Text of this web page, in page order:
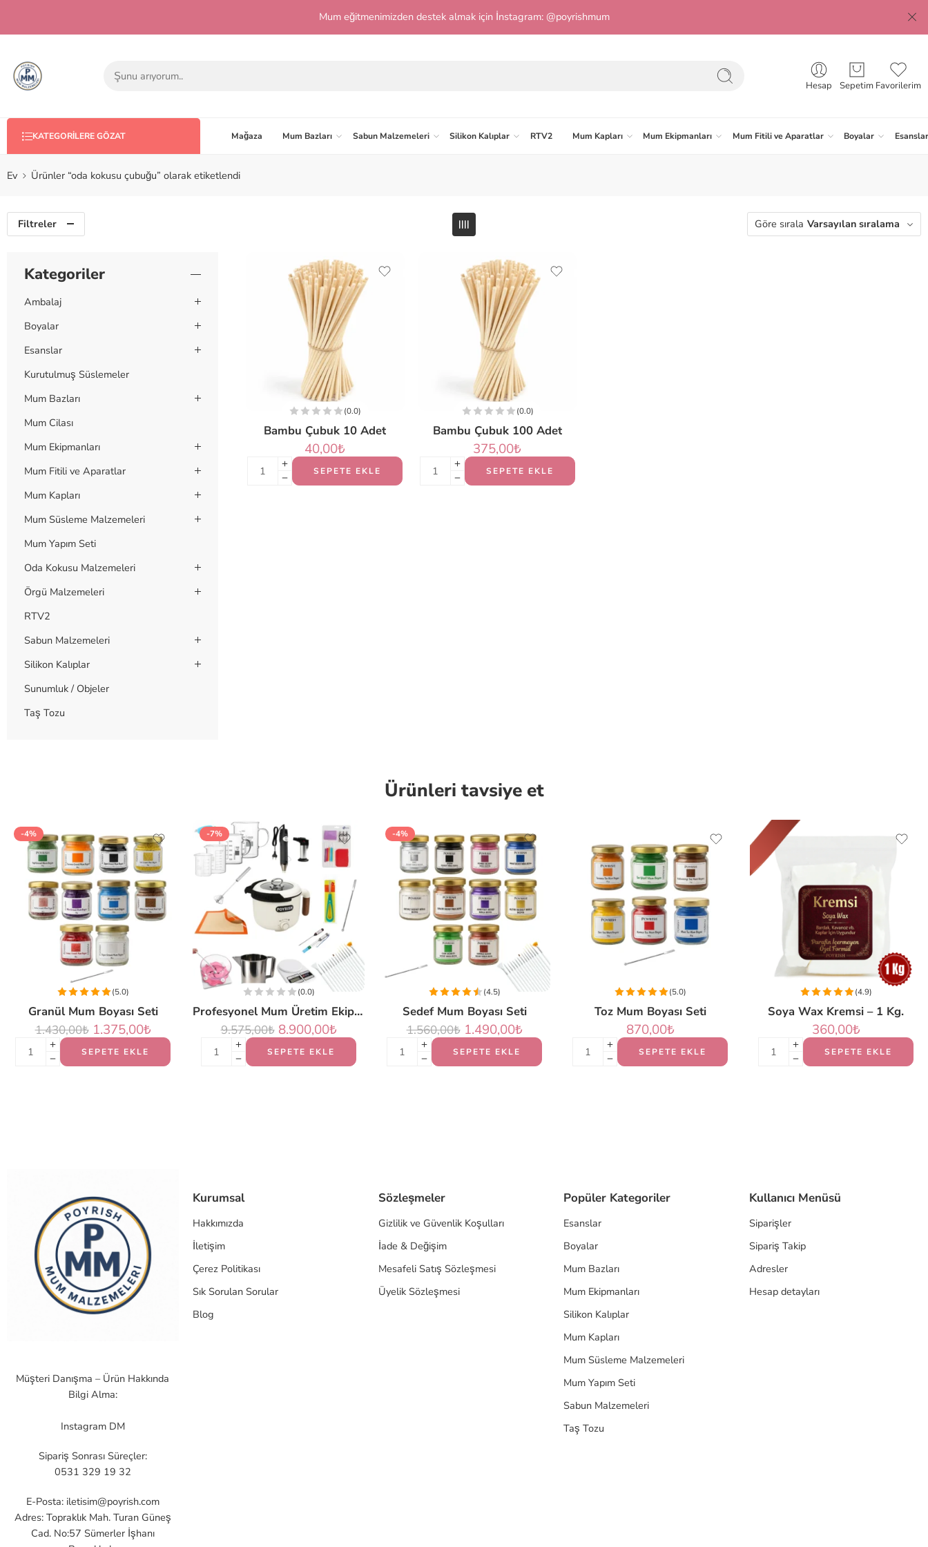
Mum eğitmenimizden destek almak için İnstagram: @poyrishmum
Hesap Sepetim Favorilerim
KATEGORILERE GÖZAT Mağaza Mum Bazları Sabun Malzemeleri Silikon Kalıplar RTV2 Mum Kapları Mum Ekipmanları Mum Fitili ve Aparatlar Boyalar Esanslar
Ev Ürünler “oda kokusu çubuğu” olarak etiketlendi
Filtreler Göre sırala Varsayılan sıralama
Bambu Çubuk 10 Adet
(0.0)
40,00₺
SEPETE EKLE
Bambu Çubuk 100 Adet
(0.0)
375,00₺
SEPETE EKLE
Kategoriler
Ambalaj
Boyalar
Esanslar
Kurutulmuş Süslemeler
Mum Bazları
Mum Cilası
Mum Ekipmanları
Mum Fitili ve Aparatlar
Mum Kapları
Mum Süsleme Malzemeleri
Mum Yapım Seti
Oda Kokusu Malzemeleri
Örgü Malzemeleri
RTV2
Sabun Malzemeleri
Silikon Kalıplar
Sunumluk / Objeler
Taş Tozu
Ürünleri tavsiye et
-4%
Granül Mum Boyası Seti
(5.0)
1.430,00₺ 1.375,00₺
SEPETE EKLE
-7%
Profesyonel Mum Üretim Ekipmanları Seti (PLUS)
(0.0)
9.575,00₺ 8.900,00₺
SEPETE EKLE
-4%
Sedef Mum Boyası Seti
(4.5)
1.560,00₺ 1.490,00₺
SEPETE EKLE
Toz Mum Boyası Seti
(5.0)
870,00₺
SEPETE EKLE
Soya Wax Kremsi – 1 Kg.
(4.9)
360,00₺
SEPETE EKLE
Müşteri Danışma – Ürün Hakkında
Bilgi Alma:
Instagram DM
Sipariş Sonrası Süreçler:
0531 329 19 32
E-Posta: iletisim@poyrish.com
Adres: Topraklık Mah. Turan Güneş
Cad. No:57 Sümerler İşhanı
Kurumsal
Hakkımızda
İletişim
Çerez Politikası
Sık Sorulan Sorular
Blog
Sözleşmeler
Gizlilik ve Güvenlik Koşulları
İade & Değişim
Mesafeli Satış Sözleşmesi
Üyelik Sözleşmesi
Popüler Kategoriler
Esanslar
Boyalar
Mum Bazları
Mum Ekipmanları
Silikon Kalıplar
Mum Kapları
Mum Süsleme Malzemeleri
Mum Yapım Seti
Sabun Malzemeleri
Taş Tozu
Kullanıcı Menüsü
Siparişler
Sipariş Takip
Adresler
Hesap detayları